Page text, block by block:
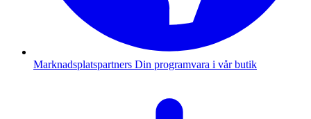
Marknadsplatspartners Din programvara i vår butik